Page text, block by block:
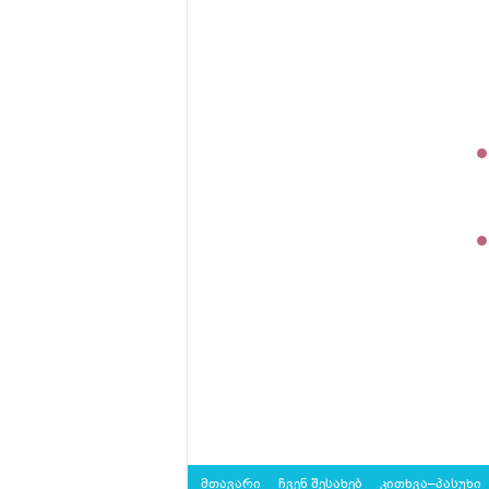
მთავარი ჩვენ შესახებ კითხვა–პასუხი